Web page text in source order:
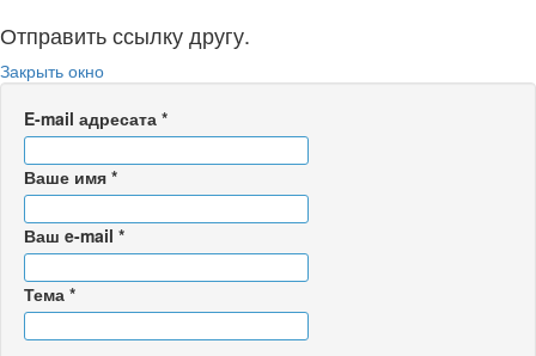
Отправить ссылку другу.
Закрыть окно
E-mail адресата *
Ваше имя *
Ваш e-mail *
Тема *